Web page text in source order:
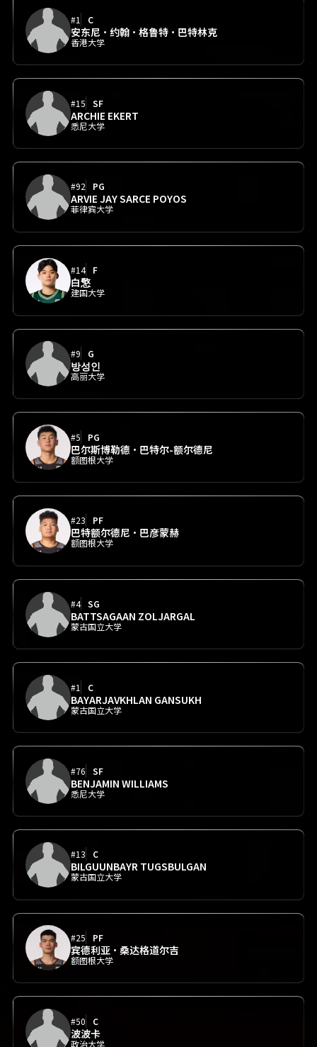
#1 C
安东尼·约翰·格鲁特·巴特林克
香港大学
#15 SF
ARCHIE EKERT
悉尼大学
#92 PG
ARVIE JAY SARCE POYOS
菲律宾大学
#14 F
白憼
建国大学
#9 G
방성인
高丽大学
#5 PG
巴尔斯博勒德·巴特尔-额尔德尼
额图根大学
#23 PF
巴特额尔德尼·巴彦蒙赫
额图根大学
#4 SG
BATTSAGAAN ZOLJARGAL
蒙古国立大学
#1 C
BAYARJAVKHLAN GANSUKH
蒙古国立大学
#76 SF
BENJAMIN WILLIAMS
悉尼大学
#13 C
BILGUUNBAYR TUGSBULGAN
蒙古国立大学
#25 PF
宾德利亚·桑达格道尔吉
额图根大学
#50 C
波波卡
政治大学